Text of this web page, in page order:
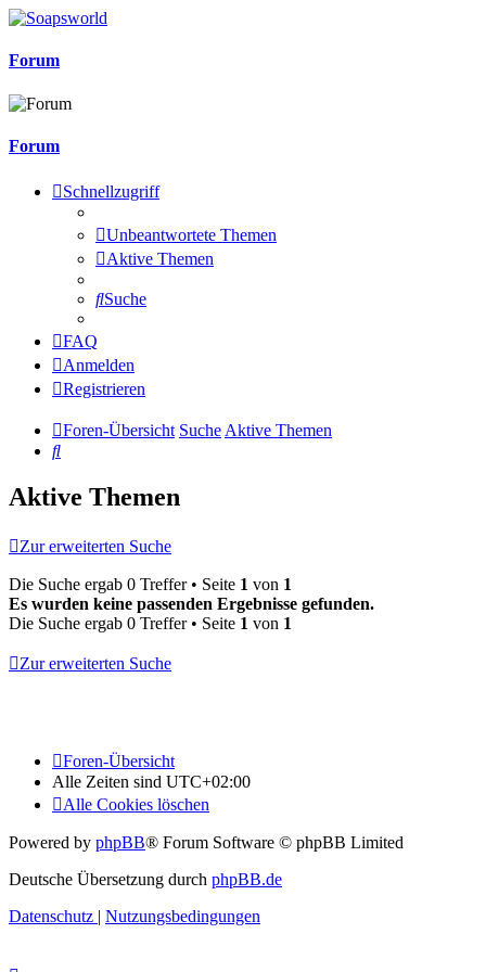
Forum
Forum
Schnellzugriff
Unbeantwortete Themen
Aktive Themen
Suche
FAQ
Anmelden
Registrieren
Foren-Übersicht Suche Aktive Themen
Suche
Aktive Themen
Zur erweiterten Suche
Die Suche ergab 0 Treffer • Seite 1 von 1
Es wurden keine passenden Ergebnisse gefunden.
Die Suche ergab 0 Treffer • Seite 1 von 1
Zur erweiterten Suche
Foren-Übersicht
Alle Zeiten sind UTC+02:00
Alle Cookies löschen
Powered by phpBB® Forum Software © phpBB Limited
Deutsche Übersetzung durch phpBB.de
Datenschutz | Nutzungsbedingungen